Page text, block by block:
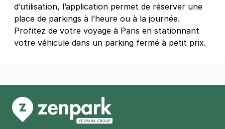
Réserver
+ Abonnements disponibles
75017Paris
(184 avis)
5,26 € /heure,47,38 €/jour, 142,24 €/semaine
(tarifs dégressifs)
d’utilisation, l’application permet de réserver une
place de parkings à l’heure ou à la journée.
Profitez de votre voyage à Paris en stationnant
votre véhicule dans un parking fermé à petit prix.